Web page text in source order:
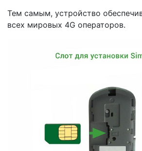
Тем самым, устройство
всех мировых 4G операторов.